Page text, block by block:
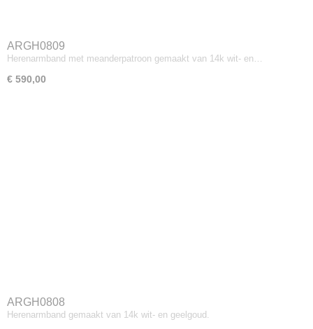
ARGH0809
Herenarmband met meanderpatroon gemaakt van 14k wit- en…
€ 590,00
ARGH0808
Herenarmband gemaakt van 14k wit- en geelgoud.